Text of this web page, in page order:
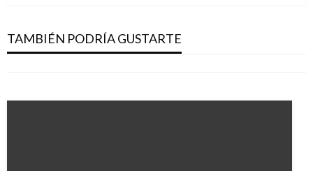
TAMBIÉN PODRÍA GUSTARTE
Sectorial de Sustancias Psicoactivas
Manuel Reyes Beltran domingo octubre 14, 2018
y víctimas de la UP